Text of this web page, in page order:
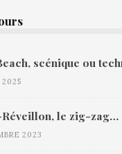
scénique ou
2025
le zig-zag…
2023